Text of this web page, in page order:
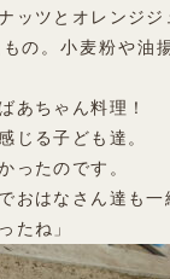
ッツとオレンジジ
の。小麦粉や油
あちゃん料理！
じる子ども達。
ったのです。
おはなさん達も一
たね」